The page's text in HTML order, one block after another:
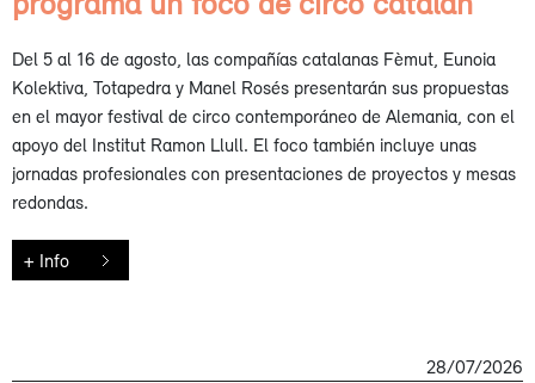
Del 5 al 16 de agosto, las compañías catalanas Fèmut, Eunoia
Kolektiva, Totapedra y Manel Rosés presentarán sus propuestas
en el mayor festival de circo contemporáneo de Alemania, con el
apoyo del Institut Ramon Llull. El foco también incluye unas
jornadas profesionales con presentaciones de proyectos y mesas
redondas.
+ Info
28/07/2026